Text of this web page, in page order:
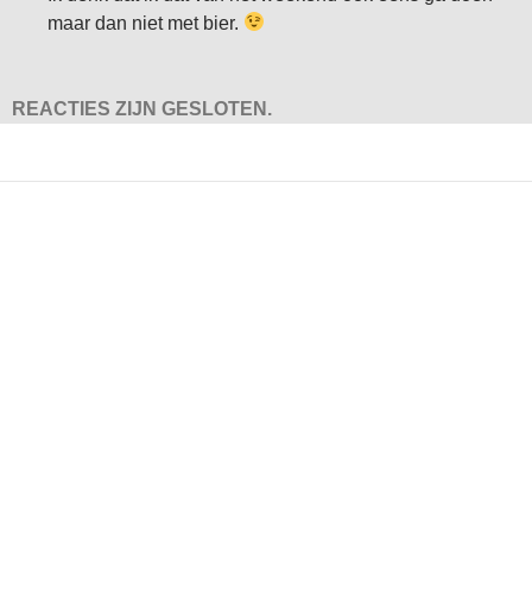
maar dan niet met bier.
REACTIES ZIJN GESLOTEN.